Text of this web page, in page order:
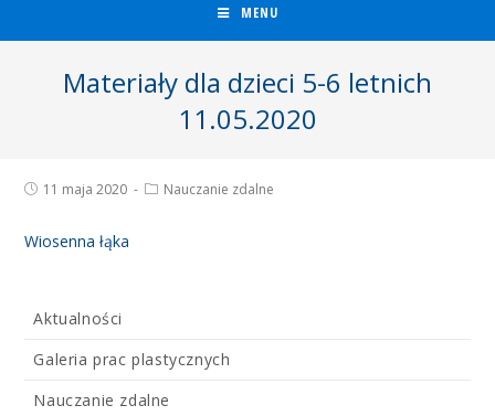
MENU
Materiały dla dzieci 5-6 letnich
11.05.2020
11 maja 2020 Nauczanie zdalne
Wiosenna łąka
Aktualności
Galeria prac plastycznych
Nauczanie zdalne